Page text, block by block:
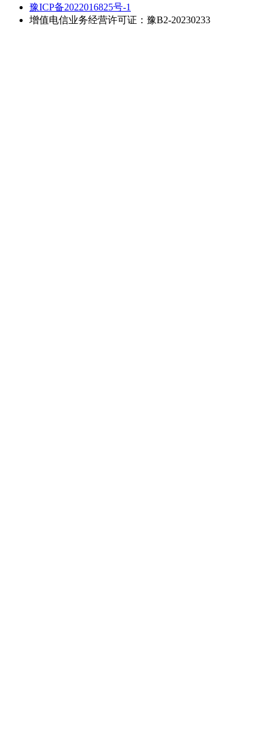
豫ICP备2022016825号-1
增值电信业务经营许可证：豫B2-20230233